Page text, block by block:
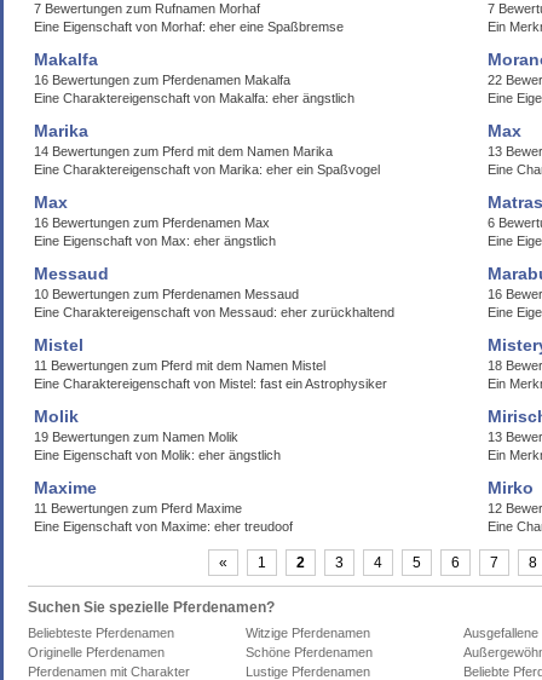
7 Bewertungen zum Rufnamen Morhaf
Eine Eigenschaft von Morhaf: eher eine Spaßbremse
7
Ein
Makalfa
16 Bewertungen zum Pferdenamen Makalfa
Eine Charaktereigenschaft von Makalfa: eher ängstlich
22
Eine
Marika
14 Bewertungen zum Pferd mit dem Namen Marika
Eine Charaktereigenschaft von Marika: eher ein Spaßvogel
Max
13
Eine
Max
16 Bewertungen zum Pferdenamen Max
Eine Eigenschaft von Max: eher ängstlich
Matras
6
Eine
Messaud
10 Bewertungen zum Pferdenamen Messaud
Eine Charaktereigenschaft von Messaud: eher zurückhaltend
16
Eine
Mistel
11 Bewertungen zum Pferd mit dem Namen Mistel
Eine Charaktereigenschaft von Mistel: fast ein Astrophysiker
18
Ein
Molik
19 Bewertungen zum Namen Molik
Eine Eigenschaft von Molik: eher ängstlich
13
Ein
Maxime
11 Bewertungen zum Pferd Maxime
Eine Eigenschaft von Maxime: eher treudoof
Mirko
12
Eine
« 1 2 3 4 5 6 7 8
Suchen Sie spezielle Pferdenamen?
Beliebteste Pferdenamen Witzige Pferdenamen
Originelle Pferdenamen
Schöne Pferdenamen
Pferdenamen mit Charakter
Lustige Pferdenamen Beliebte